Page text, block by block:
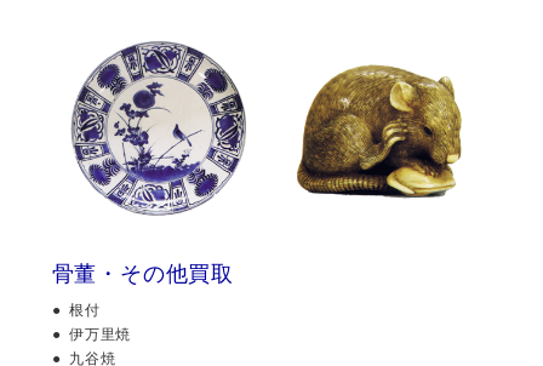
骨董・その他買取
根付
伊万里焼
九谷焼